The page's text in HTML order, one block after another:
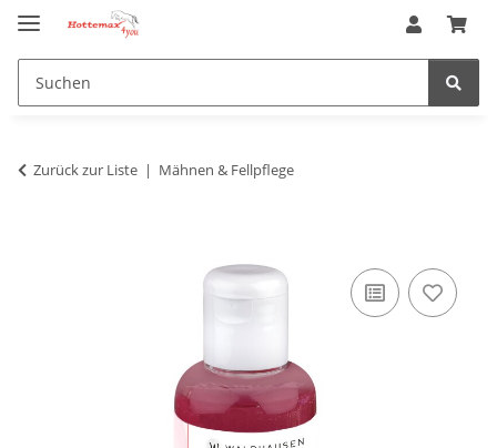
Zurück zur Liste Mähnen & Fellpflege